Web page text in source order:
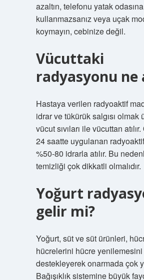
azaltın, telefonu yatak odasına
kullanmazsanız veya uçak
koymayın, cebinize değil.
Vücuttaki
radyasyonu ne
Hastaya verilen radyoaktif
idrar ve tükürük salgısı olmak
vücut sıvıları ile vücuttan
24 saatte uygulanan
%50-80 idrarla atılır. Bu
temizliği çok dikkatli olmalıdır.
Yoğurt
gelir mi?
Yoğurt, süt ve süt ürünleri,
hücrelerini hücre yenilemesini
destekleyerek onarmada çok
Bağışıklık sistemine büyük